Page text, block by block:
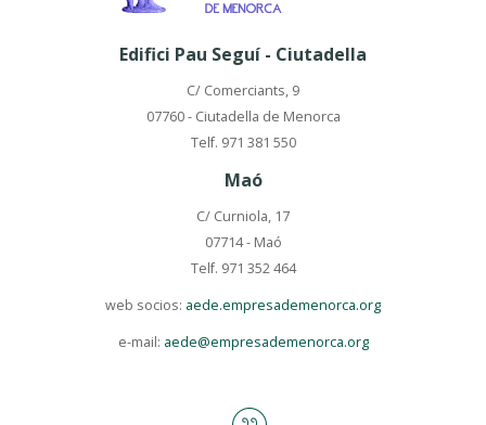
Edifici Pau Seguí - Ciutadella
C/ Comerciants, 9
07760 - Ciutadella de Menorca
Telf. 971 381 550
Maó
C/ Curniola, 17
07714 - Maó
Telf. 971 352 464
web socios: aede.empresademenorca.org
e-mail: aede@empresademenorca.org